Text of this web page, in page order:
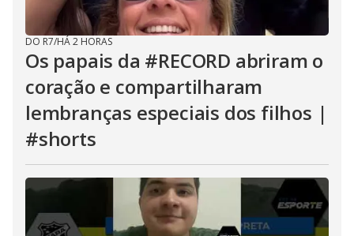
DO R7/HÁ 2 HORAS
Os papais da #RECORD abriram o
coração e compartilharam
lembranças especiais dos filhos |
#shorts